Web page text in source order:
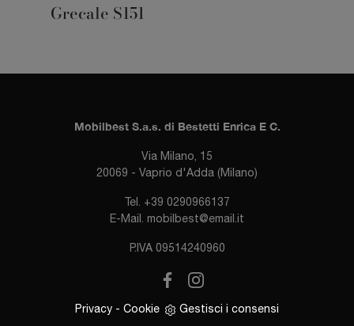
Grecale S151
Mobilbest S.a.s. di Bestetti Enrica E C.
Via Milano, 15
20069 - Vaprio d'Adda (Milano)
Tel. +39 0290966137
E-Mail. mobilbest@email.it
P.IVA 09514240960
Privacy - Cookie Gestisci i consensi